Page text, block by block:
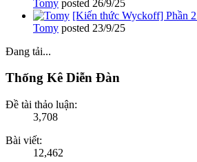
Tomy posted 26/9/25
[Kiến thức Wyckoff] Phần
Tomy posted 23/9/25
Đang tải...
Thống Kê Diễn Đàn
Đề tài thảo luận:
3,708
Bài viết:
12,462